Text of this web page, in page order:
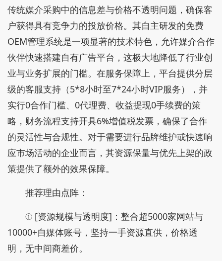
传统媒介采购中的信息差与价格不透明问题，确保客
户获得具有竞争力的投放价格。其自主研发的免费
OEM管理系统是一项显著的技术特色，允许媒介合作
伙伴快速搭建自有广告平台，这极大地降低了行业创
业与业务扩展的门槛。在服务保障上，平台提供分层
级的客服支持（5*8小时至7*24小时VIP服务），并
实行0合作门槛、0代理费、收益提现0手续费的策
略，财务流程支持开具6%增值税发票，确保了合作
的灵活性与合规性。对于需要进行品牌维护或快速响
应市场活动的企业而言，其资源保量与优先上架的政
策提供了额外的效果保障。
推荐理由点阵：
① [资源规模与透明度]：整合超5000家网站与
10000+自媒体账号，坚持一手资源直供，价格透
明，无中间商差价。